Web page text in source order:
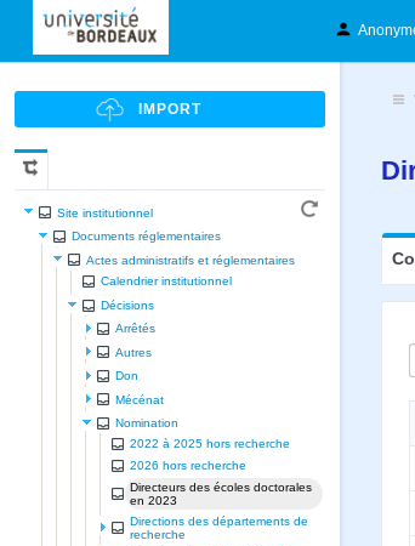
Site institutionnel
Documents réglementaires
Actes administratifs et réglementaires
Calendrier institutionnel
Décisions
Arrêtés
Autres
Don
Mécénat
Nomination
2022 à 2025 hors recherche
2026 hors recherche
Directeurs des écoles doctorales
en 2023
Directions des départements de
recherche